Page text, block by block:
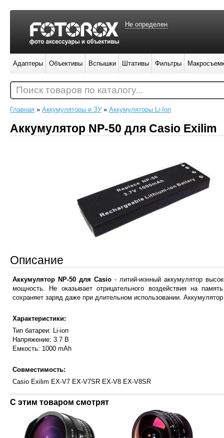
Главная » Аккумуляторы и ЗУ » Аккумуляторы Li-Ion
Аккумулятор NP-50 для Casio Exilim
Описание
Аккумулятор NP-50 для Casio- литий-ионный аккумулятор
мощность. Не оказывает отрицательного воздействия на
сохраняет заряд даже при длительном использовании.
Характеристики:
Тип батареи: Li-ion
Напряжение: 3.7 В
Емкость: 1000 mAh
Совместимость:
Casio Exilim EX-V7 EX-V7SR EX-V8 EX-V8SR
С этим товаром смотрят
Не определен
Адаптеры Объективы Вспышки Штативы Фильтры
Поиск товаров по каталогу...